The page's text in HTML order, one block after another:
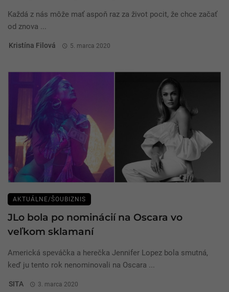
Každá z nás môže mať aspoň raz za život pocit, že chce začať
od znova ...
Kristína Filová 5. marca 2020
AKTUÁLNE/ŠOUBIZNIS
JLo bola po nominácií na Oscara vo
veľkom sklamaní
Americká speváčka a herečka Jennifer Lopez bola smutná,
keď ju tento rok nenominovali na Oscara ...
SITA 3. marca 2020